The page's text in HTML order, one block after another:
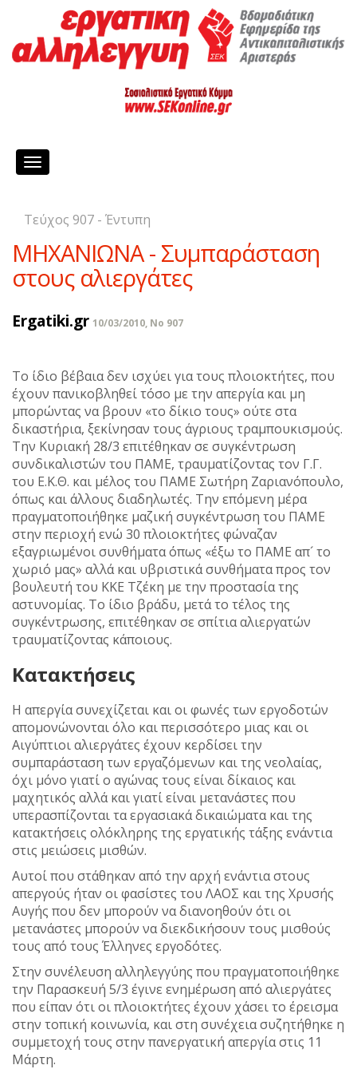
Toggle
Τεύχος 907 - Έντυπη
ΜΗΧΑΝΙΩΝΑ - Συμπαράσταση
στους αλιεργάτες
Ergatiki.gr 10/03/2010, No 907
Το ίδιο βέβαια δεν ισχύει για τους πλοιοκτήτες, που
έχουν πανικοβληθεί τόσο με την απεργία και μη
μπορώντας να βρουν «το δίκιο τους» ούτε στα
δικαστήρια, ξεκίνησαν τους άγριους τραμπουκισμούς.
Την Κυριακή 28/3 επιτέθηκαν σε συγκέντρωση
συνδικαλιστών του ΠΑΜΕ, τραυματίζοντας τον Γ.Γ.
του Ε.Κ.Θ. και μέλος του ΠΑΜΕ Σωτήρη Ζαριανόπουλο,
όπως και άλλους διαδηλωτές. Την επόμενη μέρα
πραγματοποιήθηκε μαζική συγκέντρωση του ΠΑΜΕ
στην περιοχή ενώ 30 πλοιοκτήτες φώναζαν
εξαγριωμένοι συνθήματα όπως «έξω το ΠΑΜΕ απ´ το
χωριό μας» αλλά και υβριστικά συνθήματα προς τον
βουλευτή του ΚΚΕ Τζέκη με την προστασία της
αστυνομίας. Το ίδιο βράδυ, μετά το τέλος της
συγκέντρωσης, επιτέθηκαν σε σπίτια αλιεργατών
τραυματίζοντας κάποιους.
Κατακτήσεις
Η απεργία συνεχίζεται και οι φωνές των εργοδοτών
απομονώνονται όλο και περισσότερο μιας και οι
Αιγύπτιοι αλιεργάτες έχουν κερδίσει την
συμπαράσταση των εργαζόμενων και της νεολαίας,
όχι μόνο γιατί ο αγώνας τους είναι δίκαιος και
μαχητικός αλλά και γιατί είναι μετανάστες που
υπερασπίζονται τα εργασιακά δικαιώματα και της
κατακτήσεις ολόκληρης της εργατικής τάξης ενάντια
στις μειώσεις μισθών.
Αυτοί που στάθηκαν από την αρχή ενάντια στους
απεργούς ήταν οι φασίστες του ΛΑΟΣ και της Χρυσής
Αυγής που δεν μπορούν να διανοηθούν ότι οι
μετανάστες μπορούν να διεκδικήσουν τους μισθούς
τους από τους Έλληνες εργοδότες.
Στην συνέλευση αλληλεγγύης που πραγματοποιήθηκε
την Παρασκευή 5/3 έγινε ενημέρωση από αλιεργάτες
που είπαν ότι οι πλοιοκτήτες έχουν χάσει το έρεισμα
στην τοπική κοινωνία, και στη συνέχεια συζητήθηκε η
συμμετοχή τους στην πανεργατική απεργία στις 11
Μάρτη.